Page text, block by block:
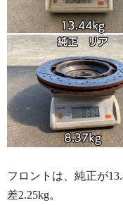
フロントは、純正が
差2.25kg。